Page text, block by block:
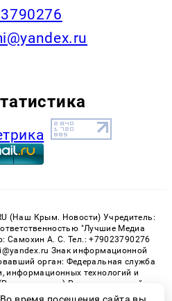
(Наш Крым. Новости) Учредитель:
"Лучшие Медиа
Самохин А. С. Тел.: +79023790276
Знак информационной
орган: Федеральная служба
информационных технологий и
Регистрационный
77 - 81150 от 02.06.2021